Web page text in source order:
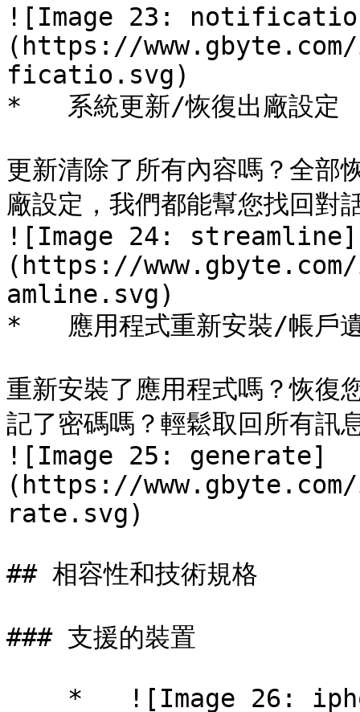
![Image 23:
(https://
ficatio.svg)
*   系統更新/恢復出廠設定
更新清除了所有內容嗎？全
廠設定，我們都能幫您找回
![Image 24: streamline]
(https://
amline.svg)
*   應用程式重新安裝/帳戶
重新安裝了應用程式嗎？恢復
記了密碼嗎？輕鬆取回所有
![Image 25: generate]
(https://www.gbyte.com/
rate.svg)
## 相容性和技術規格
### 支援的裝置